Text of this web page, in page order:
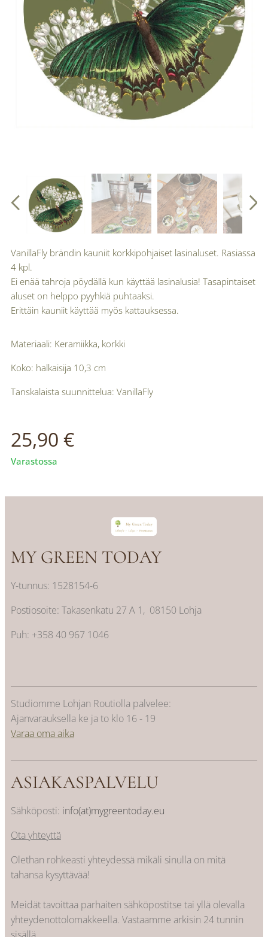
VanillaFly brändin kauniit korkkipohjaiset lasinaluset. Rasiassa
4 kpl.
Ei enää tahroja pöydällä kun käyttää lasinalusia! Tasapintaiset
aluset on helppo pyyhkiä puhtaaksi.
Erittäin kauniit käyttää myös kattauksessa.
Materiaali: Keramiikka, korkki
Koko: halkaisija 10,3 cm
Tanskalaista suunnittelua: VanillaFly
25,90 €
Varastossa
MY GREEN TODAY
Y-tunnus: 1528154-6
Postiosoite: Takasenkatu 27 A 1, 08150 Lohja
Puh: +358 40 967 1046
Studiomme Lohjan Routiolla palvelee:
Ajanvarauksella ke ja to klo 16 - 19
Varaa oma aika
ASIAKASPALVELU
Sähköposti: info(at)mygreentoday.eu
Ota yhteyttä
Olethan rohkeasti yhteydessä mikäli sinulla on mitä
tahansa kysyttävää!
Meidät tavoittaa parhaiten sähköpostitse tai yllä olevalla
yhteydenottolomakkeella. Vastaamme arkisin 24 tunnin